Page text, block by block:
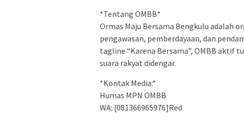
*Tentang OMBB*
Ormas Maju Bersama Bengkulu adalah
pengawasan, pemberdayaan, dan
tagline “Karena Bersama”, OMBB aktif
suara rakyat didengar.
*Kontak Media:*
Humas MPN OMBB
WA: [081366965976]Red